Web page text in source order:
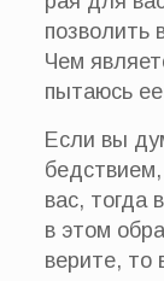
позволить
Чем
пытаюсь
Если вы
вас, тогда
в этом
верите, то